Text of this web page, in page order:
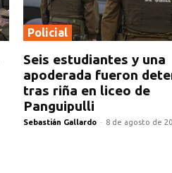
Policial
Seis estudiantes y una
apoderada fueron
tras riña en liceo de
Panguipulli
Sebastián Gallardo - 8 de agosto de